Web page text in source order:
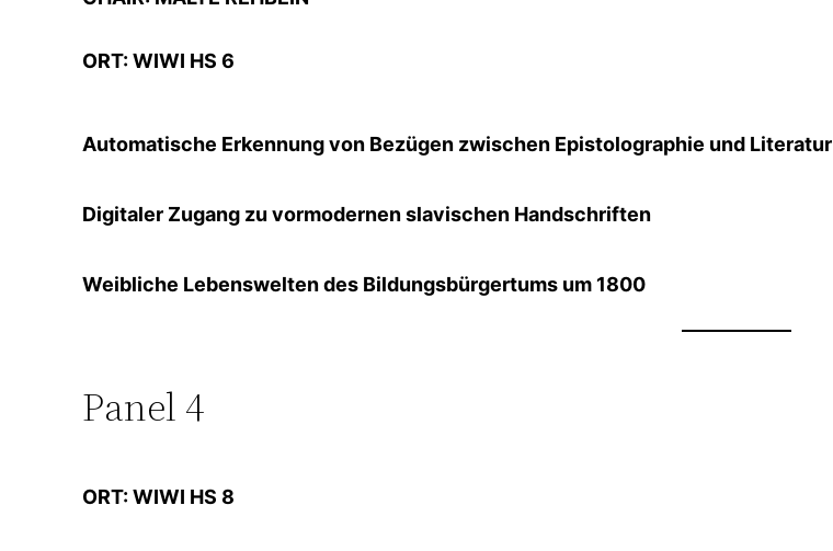
ORT: WIWI HS 6
Automatische Erkennung von Bezügen zwischen Epistolographie und Literatur
Digitaler Zugang zu vormodernen slavischen Handschriften
Weibliche Lebenswelten des Bildungsbürgertums um 1800
Panel 4
ORT: WIWI HS 8